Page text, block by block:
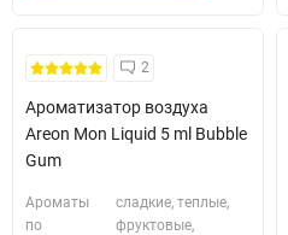
2
Ароматизатор воздуха
Areon Mon Liquid 5 ml Bubble
Gum
Ароматы
по
сладкие, теплые,
фруктовые,